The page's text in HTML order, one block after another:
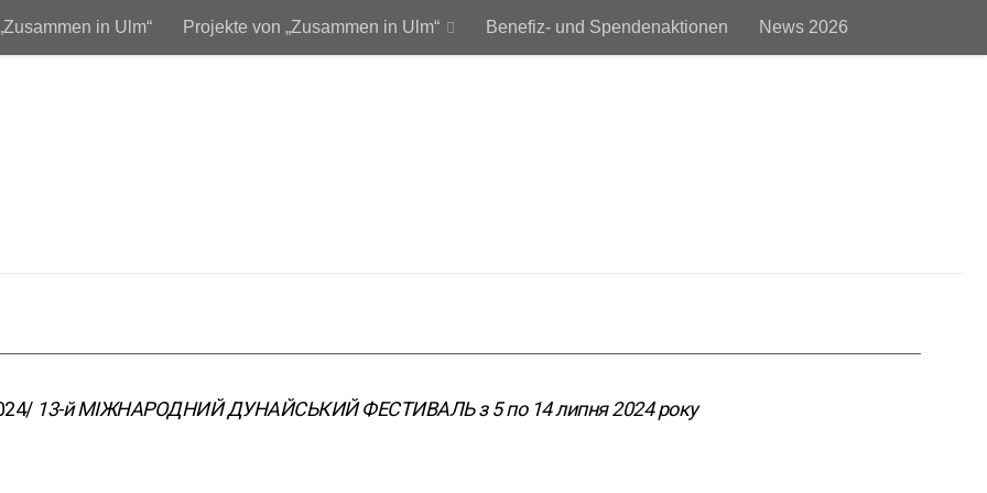
in Ulm“ Projekte von „Zusammen in Ulm“ Benefiz- und Spendenaktionen News 2026
13-й МІЖНАРОДНИЙ ДУНАЙСЬКИЙ ФЕСТИВАЛЬ з 5 по 14 липня 2024 року